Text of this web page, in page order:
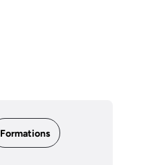
Formations